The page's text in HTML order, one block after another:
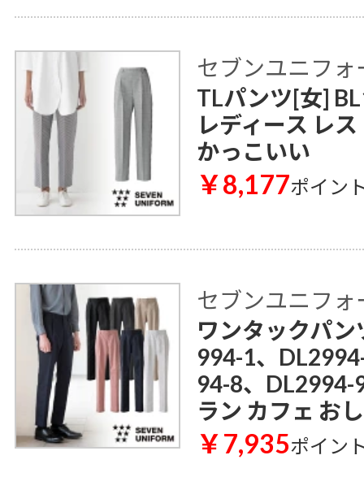
セブンユニフォ
TLパンツ[女]
レディース レ
かっこいい
￥8,177ポイン
セブンユニフォ
ワンタックパ
994-1、
94-8、DL2994-
ラン カフェ お
￥7,935ポイン